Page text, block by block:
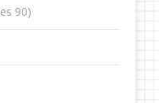
90)